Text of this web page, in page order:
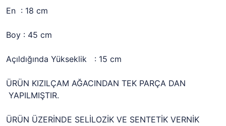
En : 18 cm
Boy : 45 cm
Açıldığında Yükseklik : 15 cm
ÜRÜN KIZILÇAM AĞACINDAN TEK PARÇA DAN
YAPILMIŞTIR.
ÜRÜN ÜZERİNDE SELİLOZİK VE SENTETİK VERNİK